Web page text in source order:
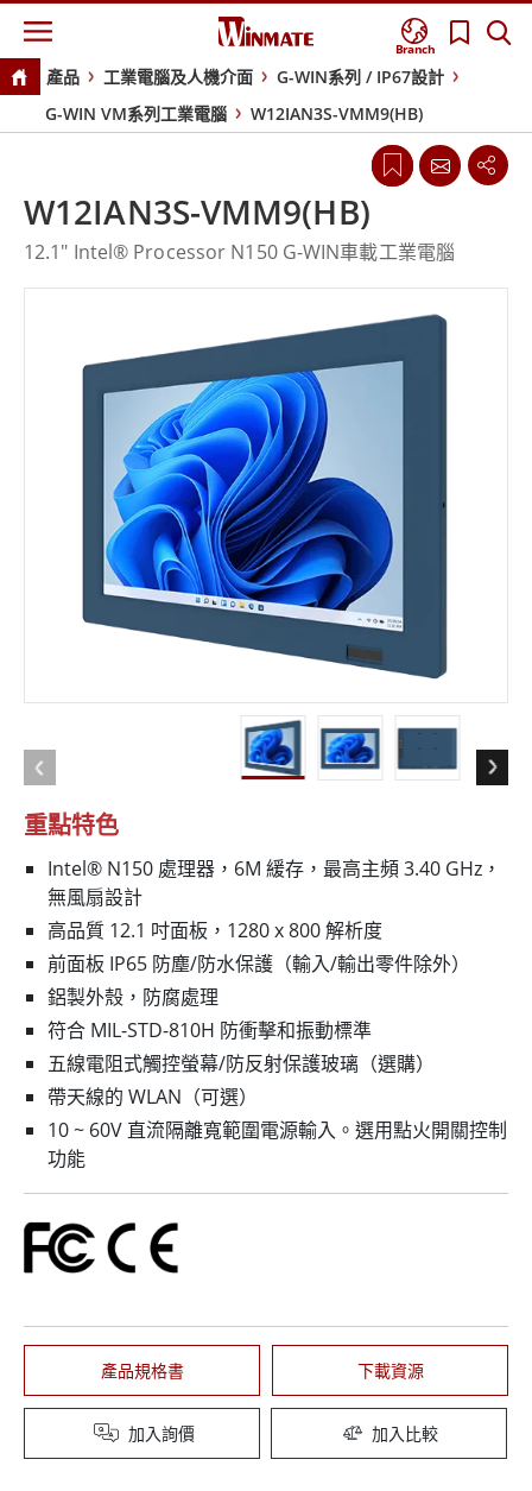
Branch
產品 工業電腦及人機介面
G-WIN系列 / IP67設計
G-WIN VM系列工業電腦
W12IAN3S-VMM9(HB)
重點特色
Intel® N150 處理器，6M 緩存，最高主頻 3.40 GHz，
無風扇設計
高品質 12.1 吋面板，1280 x 800 解析度
前面板 IP65 防塵/防水保護（輸入/輸出零件除外）
鋁製外殼，防腐處理
符合 MIL-STD-810H 防衝擊和振動標準
五線電阻式觸控螢幕/防反射保護玻璃（選購）
帶天線的 WLAN（可選）
10 ~ 60V 直流隔離寬範圍電源輸入。選用點火開關控制
功能
產品規格書 下載資源
加入詢價 加入比較
W12IAN3S-VMM9(HB)
12.1" Intel® Processor N150 G-WIN車載工業電腦